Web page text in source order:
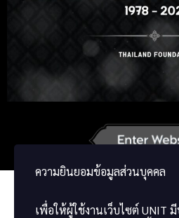
ความยินยอมข้อมูลส่วนบุคคล
เพื่อให้ผู้ใช้งานเว็บไซต์ UNIT มี
English
Korean